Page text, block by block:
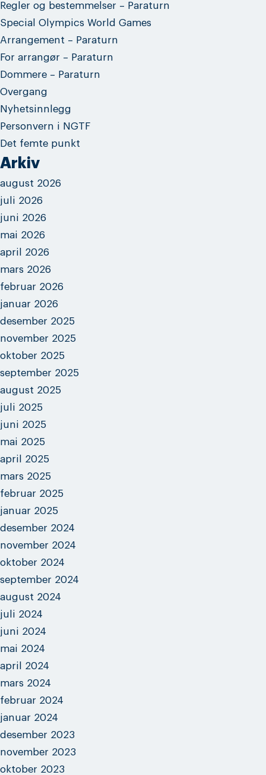
Regler og bestemmelser – Paraturn
Special Olympics World Games
Arrangement – Paraturn
For arrangør – Paraturn
Dommere – Paraturn
Overgang
Nyhetsinnlegg
Personvern i NGTF
Det femte punkt
Arkiv
august 2026
juli 2026
juni 2026
mai 2026
april 2026
mars 2026
februar 2026
januar 2026
desember 2025
november 2025
oktober 2025
september 2025
august 2025
juli 2025
juni 2025
mai 2025
april 2025
mars 2025
februar 2025
januar 2025
desember 2024
november 2024
oktober 2024
september 2024
august 2024
juli 2024
juni 2024
mai 2024
april 2024
mars 2024
februar 2024
januar 2024
desember 2023
november 2023
oktober 2023